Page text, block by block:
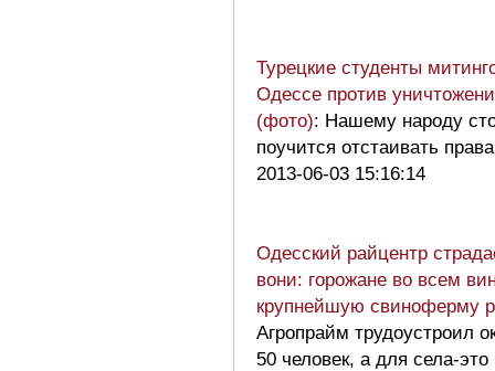
Турецкие студенты
Одессе против
(фото): Нашему народу
поучится отстаивать права
2013-06-03 15:16:14
Одесский райцентр
вони: горожане во всем
крупнейшую свиноферму
Агропрайм трудоустроил
50 человек, а для села-это